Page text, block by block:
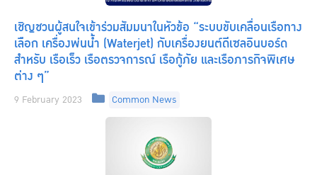
เชิญชวนผู้สนใจเข้าร่วมสัมมนาในหัวข้อ “ระบบขับเคลื่อนเรือทาง
เลือก เครื่องพ่นน้ำ (Waterjet) กับเครื่องยนต์ดีเซลอินบอร์ด
สำหรับ เรือเร็ว เรือตรวจการณ์ เรือกู้ภัย และเรือภารกิจพิเศษ
ต่าง ๆ”
9 February 2023 Categories
Common News